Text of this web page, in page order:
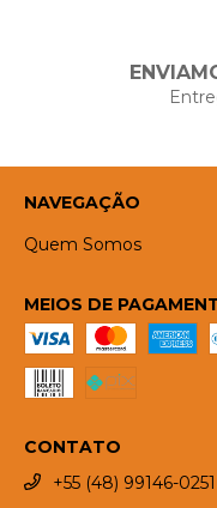
NAVEGAÇÃO
Quem Somos
MEIOS DE
CONTATO
+55 (48) 99146-0251